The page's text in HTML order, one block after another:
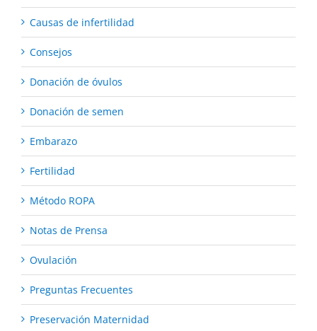
Causas de infertilidad
Consejos
Donación de óvulos
Donación de semen
Embarazo
Fertilidad
Método ROPA
Notas de Prensa
Ovulación
Preguntas Frecuentes
Preservación Maternidad